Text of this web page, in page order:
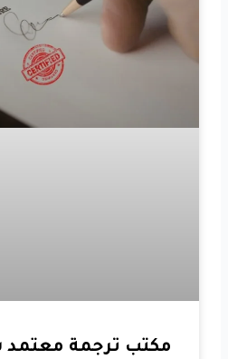
مكتب ترجمة معتمد